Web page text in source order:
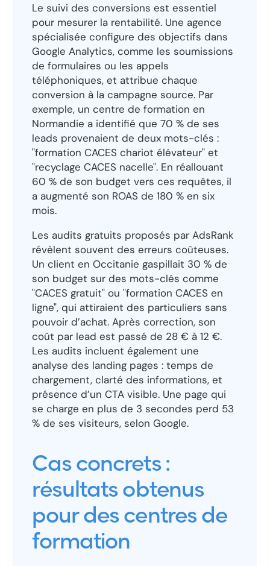
Le suivi des conversions est essentiel
pour mesurer la rentabilité. Une agence
spécialisée configure des objectifs dans
Google Analytics, comme les soumissions
de formulaires ou les appels
téléphoniques, et attribue chaque
conversion à la campagne source. Par
exemple, un centre de formation en
Normandie a identifié que 70 % de ses
leads provenaient de deux mots-clés :
"formation CACES chariot élévateur" et
"recyclage CACES nacelle". En réallouant
60 % de son budget vers ces requêtes, il
a augmenté son ROAS de 180 % en six
mois.
Les audits gratuits proposés par AdsRank
révèlent souvent des erreurs coûteuses.
Un client en Occitanie gaspillait 30 % de
son budget sur des mots-clés comme
"CACES gratuit" ou "formation CACES en
ligne", qui attiraient des particuliers sans
pouvoir d’achat. Après correction, son
coût par lead est passé de 28 € à 12 €.
Les audits incluent également une
analyse des landing pages : temps de
chargement, clarté des informations, et
présence d’un CTA visible. Une page qui
se charge en plus de 3 secondes perd 53
% de ses visiteurs, selon Google.
Cas concrets :
résultats obtenus
pour des centres de
formation